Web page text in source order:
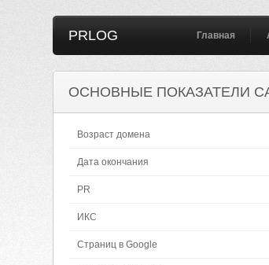
PRLOG Главная
ОСНОВНЫЕ ПОКАЗАТЕЛИ
Возраст домена
Дата окончания
PR
ИКС
Страниц в Google